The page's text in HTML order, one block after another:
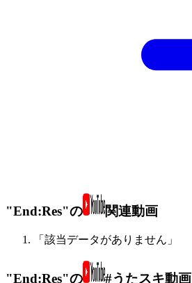
"End:Res"の 関連動画
「該当データがありません」
"End:Res"の #うたスキ動画